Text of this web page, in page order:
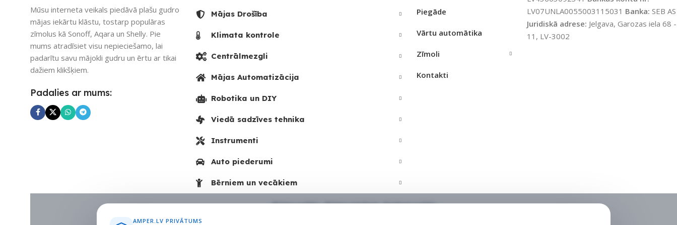
UZREIZ PIEEJAMAIS
SKAITS
PIEEJAMS UZREIZ Jā
UZREIZ PIEEJAMAIS
Mūsu interneta veikals piedāvā plašu gudro
mājas iekārtu klāstu, tostarp populāras
zīmolus kā Sonoff, Aqara un Shelly. Pie
mums atradīsiet visu nepieciešamo, lai
padarītu savu mājokli gudru un ērtu ar tikai
dažiem klikšķiem.
Padalies ar mums:
Mājas Drošība
Klimata kontrole
Centrālmezgli
Mājas Automatizācija
Robotika un DIY
Viedā sadzīves tehnika
Instrumenti
Auto piederumi
Bērniem un vecākiem
Piegāde
Vārtu automātika
Zīmoli
Kontakti
LV07UNLA0055003115031 Banka: SEB AS
Juridiskā adrese: Jelgava, Garozas iela 68 -
11, LV-3002
AMPER.LV PRIVĀTUMS
Sīkdatņu politika• Sīkdatņu iestatījumi •Privātuma politika